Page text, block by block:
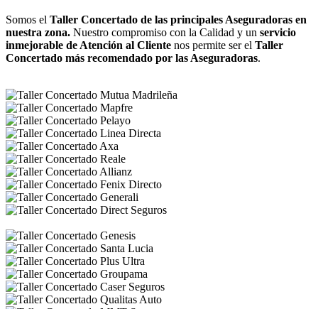
Somos el Taller Concertado de las principales Aseguradoras en
nuestra zona. Nuestro compromiso con la Calidad y un servicio
inmejorable de Atención al Cliente nos permite ser el Taller
Concertado más recomendado por las Aseguradoras.